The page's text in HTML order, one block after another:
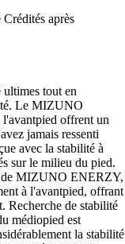
Crédités après
ultimes tout en
Le MIZUNO
offrent un
jamais ressenti
avec la stabilité à
sur le milieu du pied.
de MIZUNO ENERZY,
à l'avantpied, offrant
Recherche de stabilité
médiopied est
la stabilité